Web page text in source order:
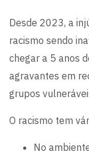
Desde 2023, a
racismo sendo
chegar a 5 anos
agravantes em
grupos
O racismo tem
No